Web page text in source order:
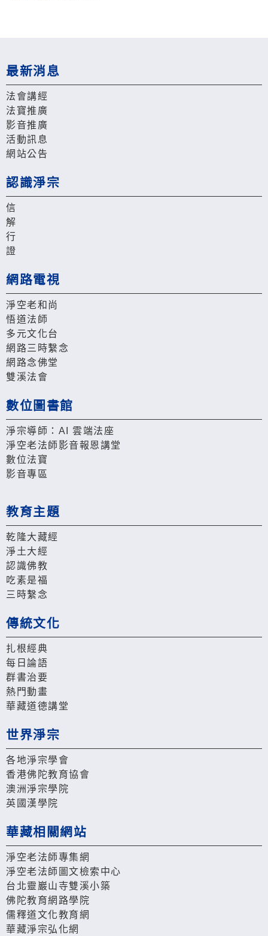
最新消息
法會講經
法寶推廣
影音推廣
活動訊息
網站公告
認識淨宗
信
解
行
證
網路電視
淨空老和尚
悟道法師
多元文化台
網路三時繫念
網路念佛堂
雙溪法會
數位圖書館
淨宗導師：AI 雲端法座
淨空老法師影音報恩講堂
數位法寶
影音專區
教育主題
乾隆大藏經
淨土大經
認識佛教
吃素是福
三時繫念
傳統文化
扎根經典
每日論語
群書治要
熱門動畫
華藏道德講堂
世界淨宗
各地淨宗學會
香港佛陀教育協會
澳洲淨宗學院
英國漢學院
華藏相關網站
淨空老法師專集網
淨空老法師圖文檢索中心
台北靈巖山寺雙溪小築
佛陀教育網路學院
儒釋道文化教育網
華藏淨宗弘化網